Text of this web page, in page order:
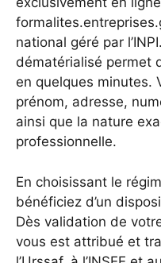
national géré par
dématérialisé permet
en quelques minutes.
prénom, adresse,
ainsi que la nature
professionnelle.
En choisissant le
bénéficiez d’un
Dès validation de
vous est attribué et